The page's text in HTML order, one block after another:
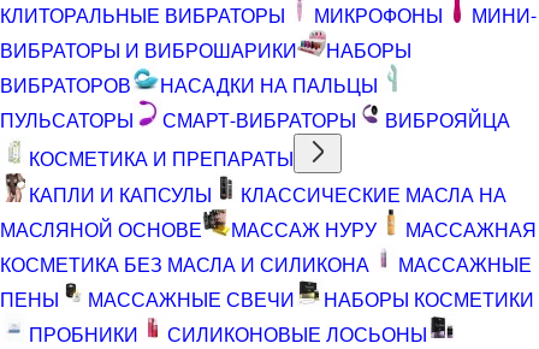
КЛИТОРАЛЬНЫЕ ВИБРАТОРЫ
МИКРОФОНЫ
МИНИ-
ВИБРАТОРЫ И ВИБРОШАРИКИ
НАБОРЫ
ВИБРАТОРОВ
НАСАДКИ НА ПАЛЬЦЫ
ПУЛЬСАТОРЫ
СМАРТ-ВИБРАТОРЫ
ВИБРОЯЙЦА
КОСМЕТИКА И ПРЕПАРАТЫ
КАПЛИ И КАПСУЛЫ
КЛАССИЧЕСКИЕ МАСЛА НА
МАСЛЯНОЙ ОСНОВЕ
МАССАЖ НУРУ
МАССАЖНАЯ
КОСМЕТИКА БЕЗ МАСЛА И СИЛИКОНА
МАССАЖНЫЕ
ПЕНЫ
МАССАЖНЫЕ СВЕЧИ
НАБОРЫ КОСМЕТИКИ
ПРОБНИКИ
СИЛИКОНОВЫЕ ЛОСЬОНЫ